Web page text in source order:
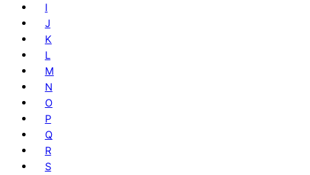
I
J
K
L
M
N
O
P
Q
R
S